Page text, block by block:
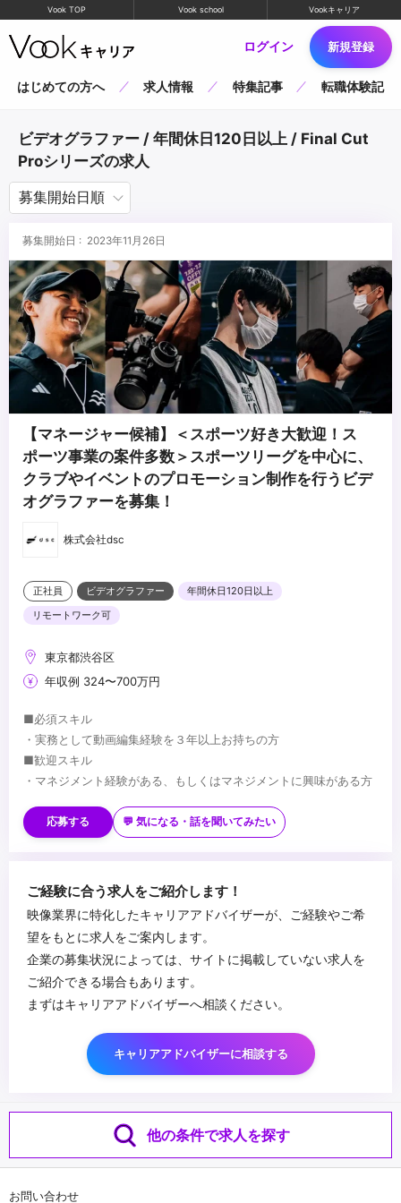
Vook TOP Vook school Vookキャリア
ログイン 新規登録
はじめての方へ 求人情報 特集記事 転職体験記
ビデオグラファー / 年間休日120日以上 / Final Cut
Proシリーズの求人
募集開始日 : 2023年11月26日
【マネージャー候補】＜スポーツ好き大歓迎！ス
ポーツ事業の案件多数＞スポーツリーグを中心に、
クラブやイベントのプロモーション制作を行うビデ
オグラファーを募集！
株式会社dsc
正社員 ビデオグラファー
年間休日120日以上
リモートワーク可
東京都渋谷区
年収例 324〜700万円
■必須スキル
・実務として動画編集経験を３年以上お持ちの方
■歓迎スキル
・マネジメント経験がある、もしくはマネジメントに興味がある方
・日頃からSNSを積極的に活用している方
・新しいアプリやファッションなどトレンドに敏感な方
...
応募する 💬 気になる・話を聞いてみたい
ご経験に合う求人をご紹介します！
映像業界に特化したキャリアアドバイザーが、ご経験やご希
望をもとに求人をご案内します。
企業の募集状況によっては、サイトに掲載していない求人を
ご紹介できる場合もあります。
まずはキャリアアドバイザーへ相談ください。
キャリアアドバイザーに相談する
他の条件で求人を探す
お問い合わせ